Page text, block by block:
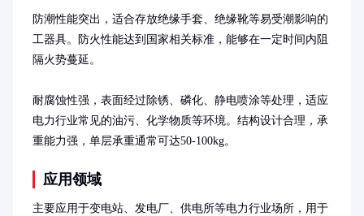
防潮性能突出，适合存放绝缘手套、绝缘靴等易受潮影响的
工器具。防火性能达到国家相关标准，能够在一定时间内阻
隔火势蔓延。
耐腐蚀性强，表面经过除锈、磷化、静电喷涂等处理，适应
电力行业常见的油污、化学物质等环境。结构设计合理，承
重能力强，单层承重通常可达50-100kg。
应用领域
主要应用于变电站、发电厂、供电所等电力行业场所，用于